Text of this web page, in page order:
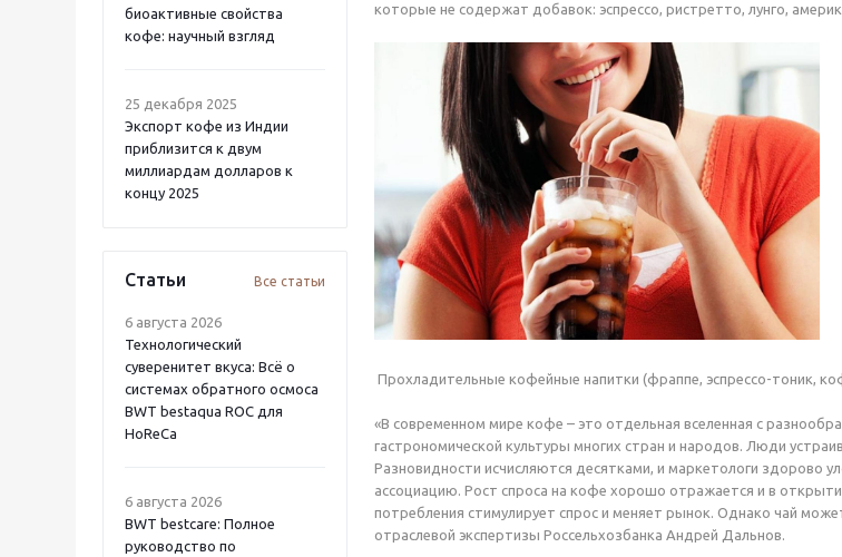
биоактивные свойства
кофе: научный взгляд
25 декабря 2025
Экспорт кофе из Индии
приблизится к двум
миллиардам долларов к
концу 2025
Статьи Все статьи
6 августа 2026
Технологический
суверенитет вкуса: Всё о
системах обратного осмоса
BWT bestaqua ROC для
HoReCa
6 августа 2026
BWT bestcare: Полное
руководство по
которые не содержат добавок: эспрессо, ристретто, лунго,
Прохладительные кофейные напитки (фраппе, эспрессо-тоник,
«В современном мире кофе – это отдельная вселенная с
гастрономической культуры многих стран и народов. Люди
Разновидности исчисляются десятками, и маркетологи здорово
ассоциацию. Рост спроса на кофе хорошо отражается и в
потребления стимулирует спрос и меняет рынок. Однако чай
отраслевой экспертизы Россельхозбанка Андрей Дальнов.